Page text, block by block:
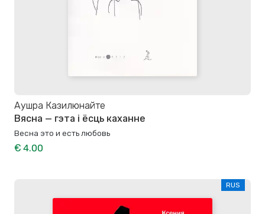
Аушра Казилюнайте
Вясна — гэта і ёсць каханне
Весна это и есть любовь
€ 4.00
RUS